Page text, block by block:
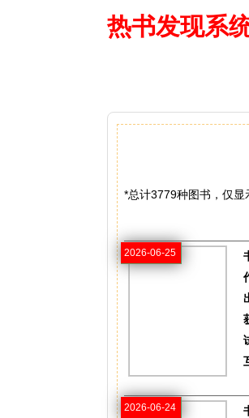
热书发现系
*总计3779种图书，仅显
2026-06-25
2026-06-24